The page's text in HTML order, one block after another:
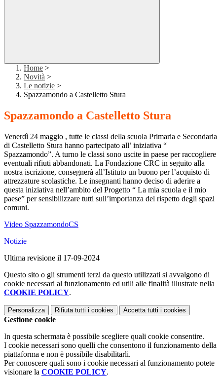
Home >
Novità >
Le notizie >
Spazzamondo a Castelletto Stura
Spazzamondo a Castelletto Stura
Venerdì 24 maggio , tutte le classi della scuola Primaria e Secondaria
di Castelletto Stura hanno partecipato all’ iniziativa “
Spazzamondo”. A turno le classi sono uscite in paese per raccogliere
eventuali rifiuti abbandonati. La Fondazione CRC in seguito alla
nostra iscrizione, consegnerà all’Istituto un buono per l’acquisto di
attrezzature scolastiche. Le insegnanti hanno deciso di aderire a
questa iniziativa nell’ambito del Progetto “ La mia scuola e il mio
paese” per sensibilizzare tutti sull’importanza del rispetto degli spazi
comuni.
Video SpazzamondoCS
Notizie
Ultima revisione il 17-09-2024
Questo sito o gli strumenti terzi da questo utilizzati si avvalgono di
cookie necessari al funzionamento ed utili alle finalità illustrate nella
COOKIE POLICY.
Personalizza Rifiuta tutti i cookies Accetta tutti i cookies
Gestione cookie
In questa schermata è possibile scegliere quali cookie consentire.
I cookie necessari sono quelli che consentono il funzionamento della
piattaforma e non è possibile disabilitarli.
Per conoscere quali sono i cookie necessari al funzionamento potete
visionare la COOKIE POLICY.